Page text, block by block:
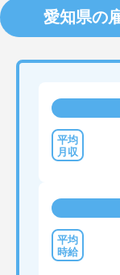
愛知県の